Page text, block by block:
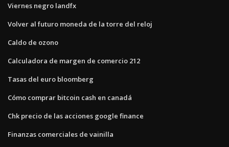
Viernes negro landfx
Volver al futuro moneda de la torre del reloj
Caldo de ozono
Calculadora de margen de comercio 212
Tasas del euro bloomberg
Cómo comprar bitcoin cash en canadá
Chk precio de las acciones google finance
Finanzas comerciales de vainilla